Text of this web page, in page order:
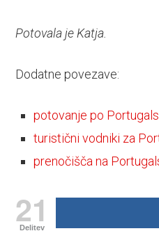
Potovala je Katja.
Dodatne povezave:
potovanje po
turistični vodniki za
prenočišča na
21
Delitev